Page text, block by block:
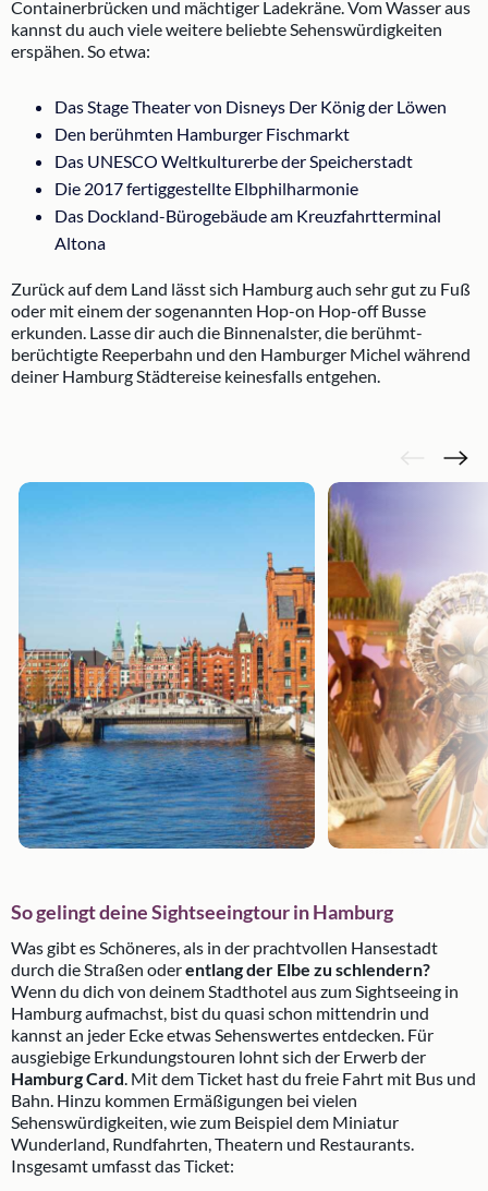
Containerbrücken und mächtiger Ladekräne. Vom Wasser aus
kannst du auch viele weitere beliebte Sehenswürdigkeiten
erspähen. So etwa:
Das Stage Theater von Disneys Der König der Löwen
Den berühmten Hamburger Fischmarkt
Das UNESCO Weltkulturerbe der Speicherstadt
Die 2017 fertiggestellte Elbphilharmonie
Das Dockland-Bürogebäude am Kreuzfahrtterminal
Altona
Zurück auf dem Land lässt sich Hamburg auch sehr gut zu Fuß
oder mit einem der sogenannten Hop-on Hop-off Busse
erkunden. Lasse dir auch die Binnenalster, die berühmt-
berüchtigte Reeperbahn und den Hamburger Michel während
deiner Hamburg Städtereise keinesfalls entgehen.
So gelingt deine Sightseeingtour in Hamburg
Was gibt es Schöneres, als in der prachtvollen Hansestadt
durch die Straßen oderentlang der Elbe zu schlendern?
Wenn du dich von deinem Stadthotel aus zum Sightseeing in
Hamburg aufmachst, bist du quasi schon mittendrin und
kannst an jeder Ecke etwas Sehenswertes entdecken. Für
ausgiebige Erkundungstouren lohnt sich der Erwerb der
Hamburg Card. Mit dem Ticket hast du freie Fahrt mit Bus und
Bahn. Hinzu kommen Ermäßigungen bei vielen
Sehenswürdigkeiten, wie zum Beispiel dem Miniatur
Wunderland, Rundfahrten, Theatern und Restaurants.
Insgesamt umfasst das Ticket: